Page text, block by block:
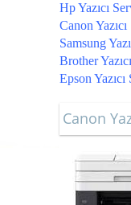
Hp Yazıcı
Canon
Samsung
Brother
Epson Yazıcı
Canon